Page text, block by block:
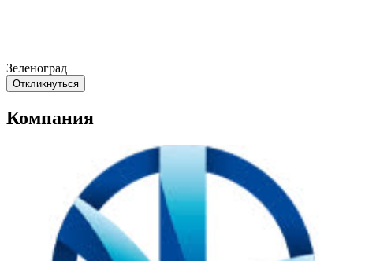
Зеленоград
Откликнуться
Компания